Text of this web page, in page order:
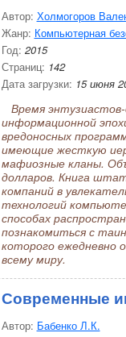
Автор: Холмогоров
Жанр: Компьютерная
Год: 2015
Страниц: 142
Дата загрузки: 15 июня
Время
информационной
вредоносных
имеющие жесткую
мафиозные кланы.
долларов. Книга
компаний в
технологий
способах
познакомиться с
которого ежедневно
всему миру.
Современные
Автор: Бабенко Л.К.